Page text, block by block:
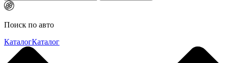
Поиск по авто
КаталогКаталог